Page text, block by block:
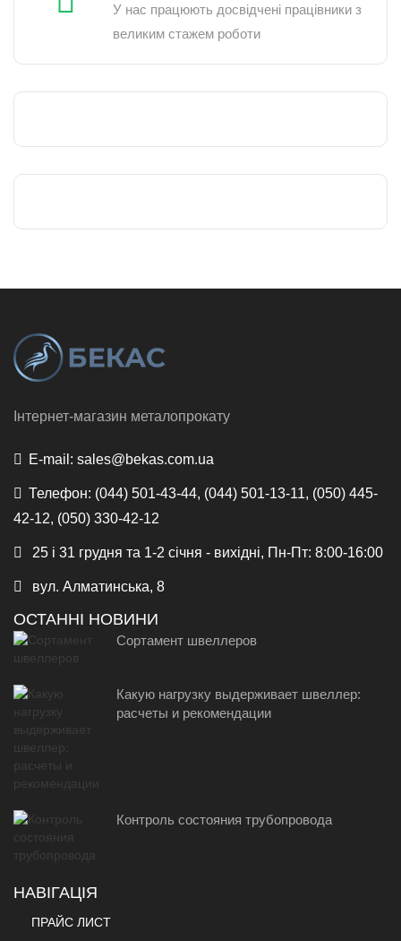
У нас працюють досвідчені працівники з
великим стажем роботи
Інтернет-магазин металопрокату
E-mail: sales@bekas.com.ua
Телефон: (044) 501-43-44, (044) 501-13-11, (050) 445-
42-12, (050) 330-42-12
25 і 31 грудня та 1-2 січня - вихідні, Пн-Пт: 8:00-16:00
вул. Алматинська, 8
ОСТАННІ НОВИНИ
Сортамент швеллеров
Какую нагрузку выдерживает швеллер:
расчеты и рекомендации
Контроль состояния трубопровода
НАВІГАЦІЯ
ПРАЙС ЛИСТ